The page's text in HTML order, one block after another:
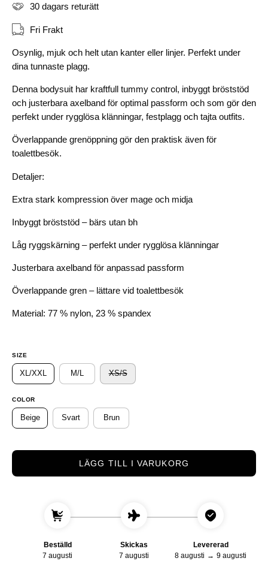
30 dagars returätt
Fri Frakt
Osynlig, mjuk och helt utan kanter eller linjer. Perfekt under
dina tunnaste plagg.
Denna bodysuit har kraftfull tummy control, inbyggt bröststöd
och justerbara axelband för optimal passform och som gör den
perfekt under rygglösa klänningar, festplagg och tajta outfits.
Överlappande grenöppning gör den praktisk även för
toalettbesök.
Detaljer:
Extra stark kompression över mage och midja
Inbyggt bröststöd – bärs utan bh
Låg ryggskärning – perfekt under rygglösa klänningar
Justerbara axelband för anpassad passform
Överlappande gren – lättare vid toalettbesök
Material: 77 % nylon, 23 % spandex
SIZE
XL/XXL M/L XS/S
COLOR
Beige Svart Brun
LÄGG TILL I VARUKORG
Beställd
7 augusti
Skickas
7 augusti
Levererad
8 augusti → 9 augusti